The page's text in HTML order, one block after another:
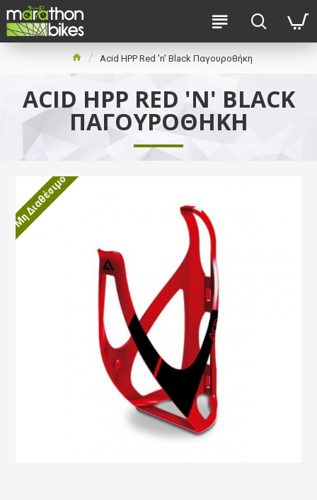
Acid HPP Red 'n' Black Παγουροθήκη
ACID HPP RED 'N' BLACK
ΠΑΓΟΥΡΟΘΉΚΗ
Μη Διαθέσιμο